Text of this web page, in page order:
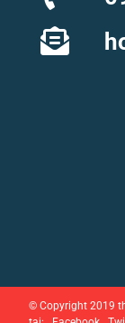
© Copyright 2019